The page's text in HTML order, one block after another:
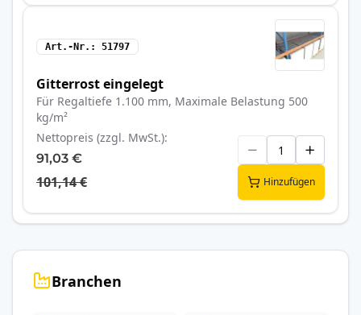
Art.-Nr. 51797
Gitterrost eingelegt
Für Regaltiefe 1.100 mm, Maximale Belastung 500
kg/m²
Nettopreis (zzgl. MwSt.)
91,03 €
101,14 € Hinzufügen
Branchen